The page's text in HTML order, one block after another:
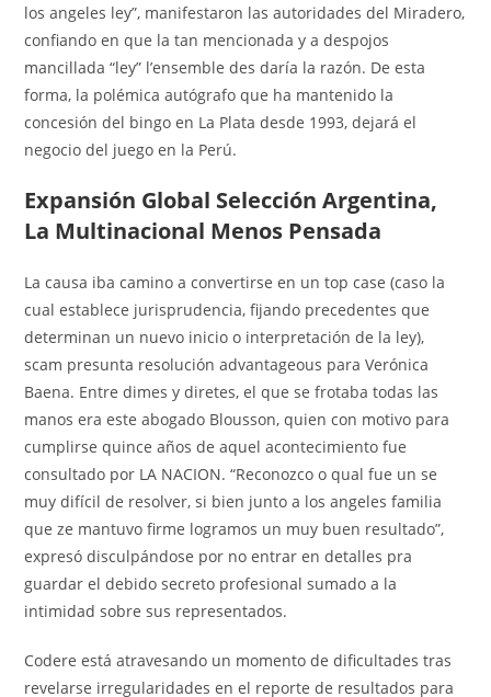
los angeles ley”, manifestaron las autoridades del Miradero,
confiando en que la tan mencionada y a despojos
mancillada “ley” l’ensemble des daría la razón. De esta
forma, la polémica autógrafo que ha mantenido la
concesión del bingo en La Plata desde 1993, dejará el
negocio del juego en la Perú.
Expansión Global Selección Argentina,
La Multinacional Menos Pensada
La causa iba camino a convertirse en un top case (caso la
cual establece jurisprudencia, fijando precedentes que
determinan un nuevo inicio o interpretación de la ley),
scam presunta resolución advantageous para Verónica
Baena. Entre dimes y diretes, el que se frotaba todas las
manos era este abogado Blousson, quien con motivo para
cumplirse quince años de aquel acontecimiento fue
consultado por LA NACION. “Reconozco o qual fue un se
muy difícil de resolver, si bien junto a los angeles familia
que ze mantuvo firme logramos un muy buen resultado”,
expresó disculpándose por no entrar en detalles pra
guardar el debido secreto profesional sumado a la
intimidad sobre sus representados.
Codere está atravesando un momento de dificultades tras
revelarse irregularidades en el reporte de resultados para